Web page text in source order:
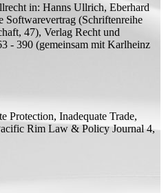
in: Hanns Ullrich, Eberhard
Softwarevertrag (Schriftenreihe
47), Verlag Recht und
- 390 (gemeinsam mit Karlheinz
Protection, Inadequate Trade,
Rim Law & Policy Journal 4,